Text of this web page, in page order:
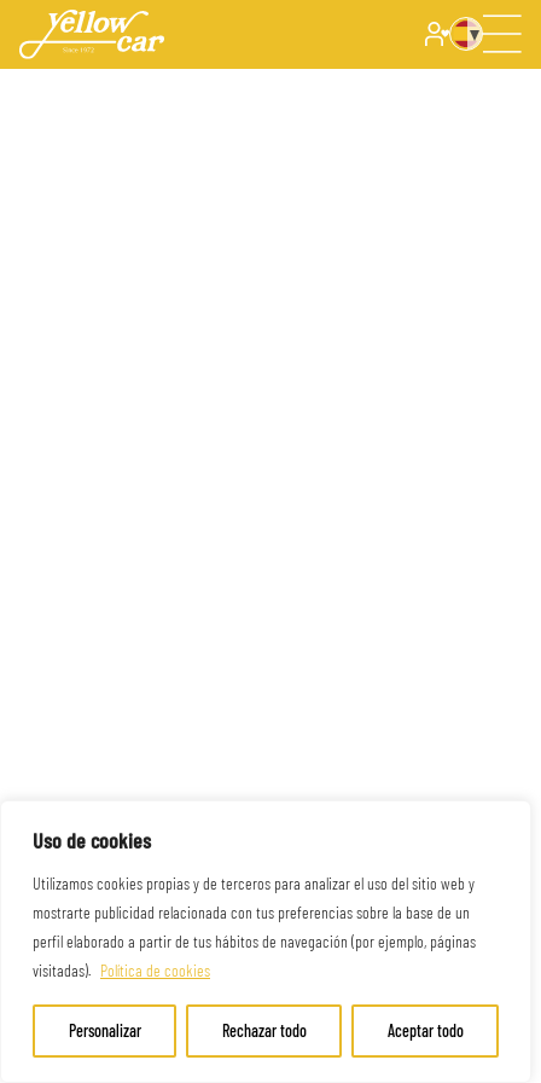
Uso de cookies
Utilizamos cookies propias y de terceros para analizar el uso del sitio web y
mostrarte publicidad relacionada con tus preferencias sobre la base de un
perfil elaborado a partir de tus hábitos de navegación (por ejemplo, páginas
visitadas). Política de cookies
Personalizar Rechazar todo Aceptar todo